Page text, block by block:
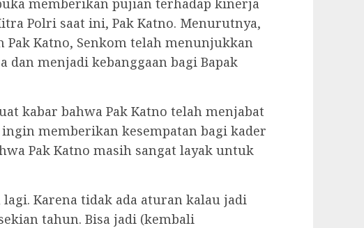
Polri saat ini, Pak Katno. Menurutnya,
Katno, Senkom telah menunjukkan
dan menjadi kebanggaan bagi Bapak
kabar bahwa Pak Katno telah menjabat
memberikan kesempatan bagi kader
Pak Katno masih sangat layak untuk
Karena tidak ada aturan kalau jadi
tahun. Bisa jadi (kembali